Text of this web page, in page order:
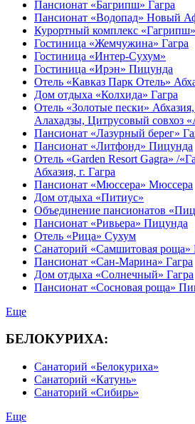
Пансионат «Багрипш» Гагра
Пансионат «Водопад» Новый
Курортный комплекс
Гостиница «Жемчужина» Гагра
Гостиница «Интер-Сухум»
Гостиница «Ирэн» Пицунда
Отель «Кавказ Парк Отель»
Дом отдыха «Колхида» Гагра
Отель «Золотые пески»
Алахадзы, Цитрусовый совхоз
Пансионат «Лазурный берег»
Пансионат «Литфонд» Пицунда
Отель «Garden Resort Gagra» /
Абхазия, г. Гагра
Пансионат «Мюссера» Мюссера
Дом отдыха «Питиус»
Объединение пансионатов
Пансионат «Ривьера» Пицунда
Отель «Рица» Сухум
Санаторий «Самшитовая роща»
Пансионат «Сан-Марина» Гагра
Дом отдыха «Солнечный» Гагра
Пансионат «Сосновая роща»
Еще
БЕЛОКУРИХА:
Санаторий «Белокуриха»
Санаторий «Катунь»
Санаторий «Сибирь»
Еще